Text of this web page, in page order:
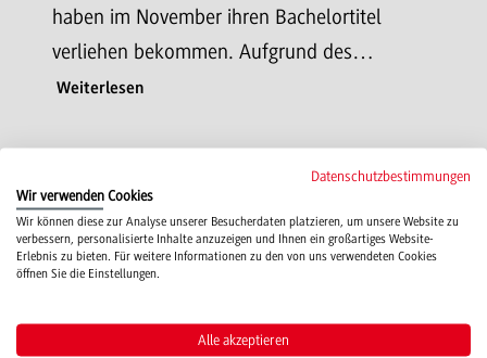
haben im November ihren Bachelortitel
verliehen bekommen. Aufgrund des…
Weiterlesen
DAAD-Preis 2021 geht an Handelsstudentin Egle
Sviderskyte aus Litauen
Haben Sie gewusst, dass sich in Litauen,
geografische Mittelpunkt Europas befindet?
Datenschutzbestimmungen
Wir verwenden Cookies
Wir können diese zur Analyse unserer Besucherdaten platzieren, um unsere Website zu
verbessern, personalisierte Inhalte anzuzeigen und Ihnen ein großartiges Website-
Erlebnis zu bieten. Für weitere Informationen zu den von uns verwendeten Cookies
öffnen Sie die Einstellungen.
Alle akzeptieren